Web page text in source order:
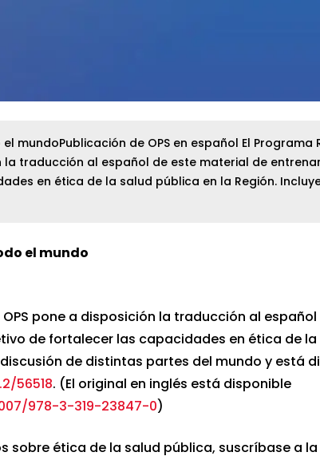
mundoPublicación de OPS en español El Programa
la traducción al español de este material de
en ética de la salud pública en la Región.
el mundo
pone a disposición la traducción al
de fortalecer las capacidades en ética de la
de distintas partes del mundo y está
56518. (El original en inglés está disponible
978-3-319-23847-0)
sobre ética de la salud pública, suscríbase a la